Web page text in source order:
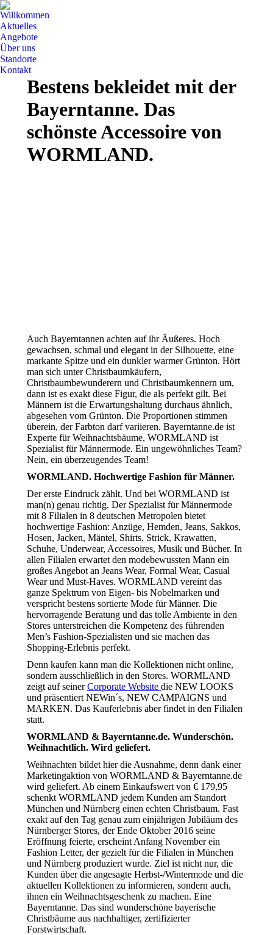
Willkommen
Aktuelles
Angebote
Über uns
Standorte
Kontakt
Bestens bekleidet mit der
Bayerntanne. Das
schönste Accessoire von
WORMLAND.
Auch Bayerntannen achten auf ihr Äußeres. Hoch
gewachsen, schmal und elegant in der Silhouette, eine
markante Spitze und ein dunkler warmer Grünton. Hört
man sich unter Christbaumkäufern,
Christbaumbewunderern und Christbaumkennern um,
dann ist es exakt diese Figur, die als perfekt gilt. Bei
Männern ist die Erwartungshaltung durchaus ähnlich,
abgesehen vom Grünton. Die Proportionen stimmen
überein, der Farbton darf variieren. Bayerntanne.de ist
Experte für Weihnachtsbäume, WORMLAND ist
Spezialist für Männermode. Ein ungewöhnliches Team?
Nein, ein überzeugendes Team!
WORMLAND. Hochwertige Fashion für Männer.
Der erste Eindruck zählt. Und bei WORMLAND ist
man(n) genau richtig. Der Spezialist für Männermode
mit 8 Filialen in 8 deutschen Metropolen bietet
hochwertige Fashion: Anzüge, Hemden, Jeans, Sakkos,
Hosen, Jacken, Mäntel, Shirts, Strick, Krawatten,
Schuhe, Underwear, Accessoires, Musik und Bücher. In
allen Filialen erwartet den modebewussten Mann ein
großes Angebot an Jeans Wear, Formal Wear, Casual
Wear und Must-Haves. WORMLAND vereint das
ganze Spektrum von Eigen- bis Nobelmarken und
verspricht bestens sortierte Mode für Männer. Die
hervorragende Beratung und das tolle Ambiente in den
Stores unterstreichen die Kompetenz des führenden
Men’s Fashion-Spezialisten und sie machen das
Shopping-Erlebnis perfekt.
Denn kaufen kann man die Kollektionen nicht online,
sondern ausschließlich in den Stores. WORMLAND
zeigt auf seinerCorporate Website die NEW LOOKS
und präsentiert NEWin´s, NEW CAMPAIGNS und
MARKEN. Das Kauferlebnis aber findet in den Filialen
statt.
WORMLAND & Bayerntanne.de. Wunderschön.
Weihnachtlich. Wird geliefert.
Weihnachten bildet hier die Ausnahme, denn dank einer
Marketingaktion von WORMLAND & Bayerntanne.de
wird geliefert. Ab einem Einkaufswert von € 179,95
schenkt WORMLAND jedem Kunden am Standort
München und Nürnberg einen echten Christbaum. Fast
exakt auf den Tag genau zum einjährigen Jubiläum des
Nürnberger Stores, der Ende Oktober 2016 seine
Eröffnung feierte, erscheint Anfang November ein
Fashion Letter, der gezielt für die Filialen in München
und Nürnberg produziert wurde. Ziel ist nicht nur, die
Kunden über die angesagte Herbst-/Wintermode und die
aktuellen Kollektionen zu informieren, sondern auch,
ihnen ein Weihnachtsgeschenk zu machen. Eine
Bayerntanne. Das sind wunderschöne bayerische
Christbäume aus nachhaltiger, zertifizierter
Forstwirtschaft.